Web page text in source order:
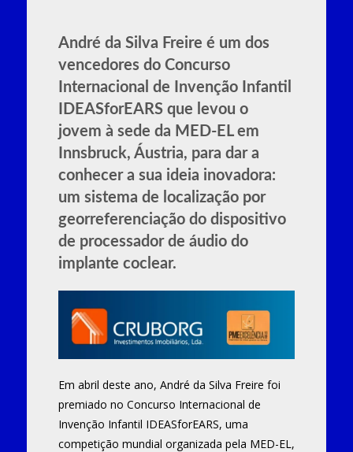
André da Silva Freire é um dos
vencedores do Concurso
Internacional de Invenção Infantil
IDEASforEARS que levou o
jovem à sede da MED-EL em
Innsbruck, Áustria, para dar a
conhecer a sua ideia inovadora:
um sistema de localização por
georreferenciação do dispositivo
de processador de áudio do
implante coclear.
Em abril deste ano, André da Silva Freire foi
premiado no Concurso Internacional de
Invenção Infantil IDEASforEARS, uma
competição mundial organizada pela MED-EL,